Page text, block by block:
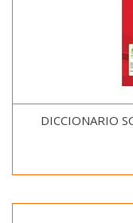
DICCIONARIO